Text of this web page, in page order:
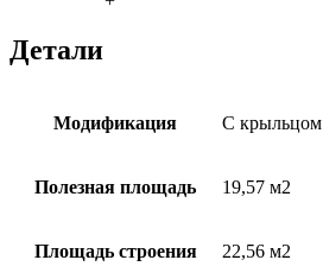
Детали
Модификация С крыльцом
Полезная площадь 19,57 м2
Площадь строения 22,56 м2